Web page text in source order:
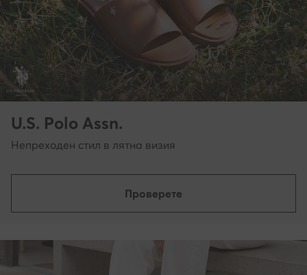
U.S. Polo Assn.
Непреходен стил в лятна визия
Проверете